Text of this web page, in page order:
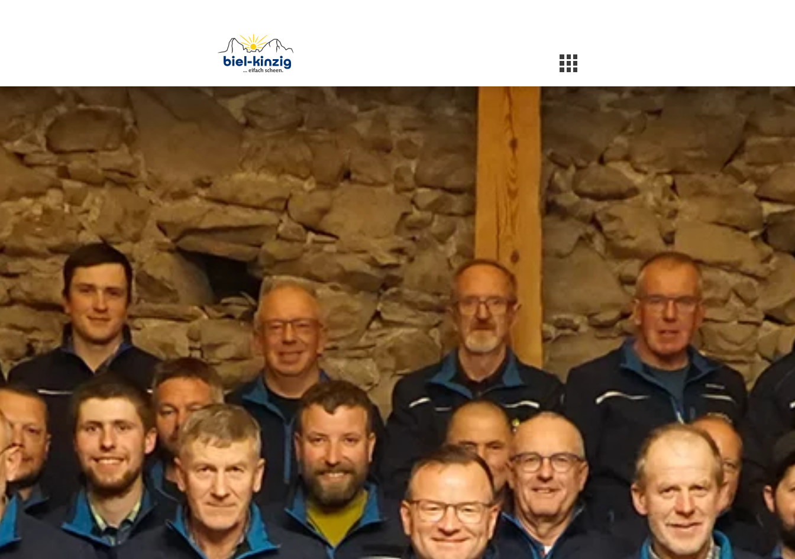
Facebook
Instagram
YouTube